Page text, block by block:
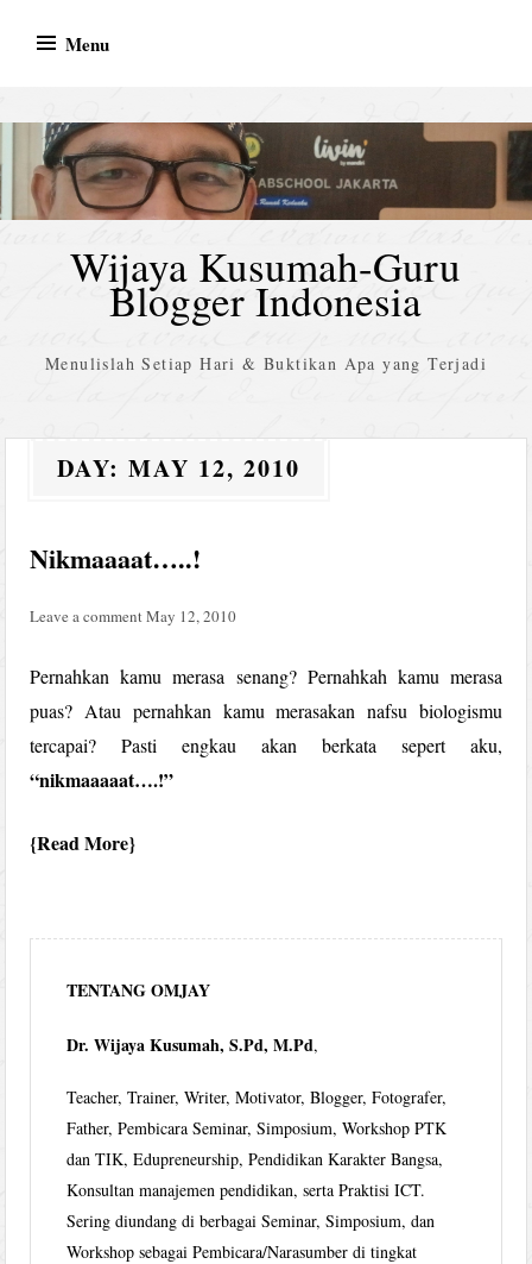
Menu
Wijaya Kusumah-Guru
Blogger Indonesia
Menulislah Setiap Hari & Buktikan Apa yang Terjadi
DAY:MAY 12, 2010
Nikmaaaat…..!
Leave a comment May 12, 2010
Pernahkan kamu merasa senang? Pernahkah kamu merasa
puas? Atau pernahkan kamu merasakan nafsu biologismu
tercapai? Pasti engkau akan berkata sepert aku,
“nikmaaaaat….!”
Read More
TENTANG OMJAY
Dr. Wijaya Kusumah, S.Pd, M.Pd,
Teacher, Trainer, Writer, Motivator, Blogger, Fotografer,
Father, Pembicara Seminar, Simposium, Workshop PTK
dan TIK, Edupreneurship, Pendidikan Karakter Bangsa,
Konsultan manajemen pendidikan, serta Praktisi ICT.
Sering diundang di berbagai Seminar, Simposium, dan
Workshop sebagai Pembicara/Narasumber di tingkat